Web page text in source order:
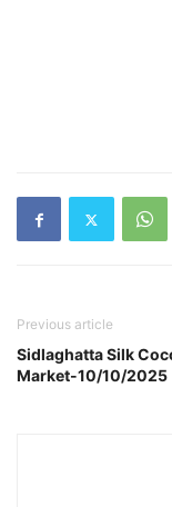
Previous article
Sidlaghatta Silk
Market-10/10/2025